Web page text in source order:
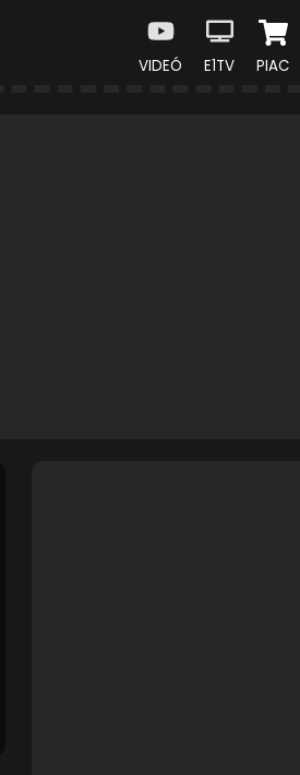
VIDEÓ E1TV PIAC